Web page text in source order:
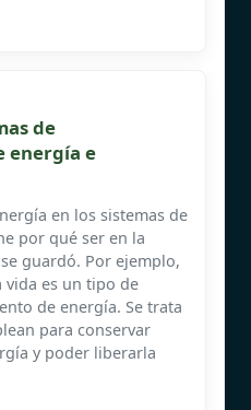
de
energía e
en los sistemas de
por qué ser en la
guardó. Por ejemplo,
vida es un tipo de
de energía. Se trata
para conservar
y poder liberarla